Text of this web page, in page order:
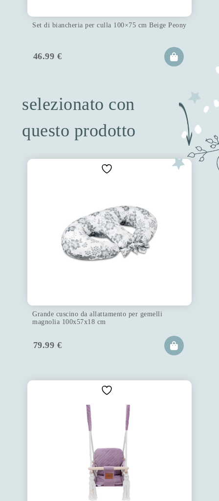
Set di biancheria per culla 100×75 cm Beige Peony
46.99 €
selezionato con
questo prodotto
Grande cuscino da allattamento per gemelli
magnolia 100x57x18 cm
79.99 €